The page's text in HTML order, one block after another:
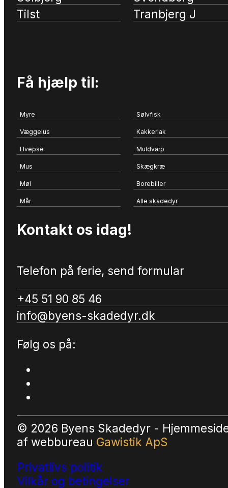
Tilst
Tranbjerg J
Få hjælp til:
Myre Sølvfisk
Væggelus Kakkerlak
Hvepse Muldvarp
Mus Skægkræ
Møl Borebiller
Mår Alle skadedyr
Kontakt os idag!
Telefon på ferie, send formular
+45 51 90 85 46
info@byens-skadedyr.dk
Følg os på:
© 2026 Byens Skadedyr -
af webbureau Gawistik ApS
Privatlivs politik
Vilkår og betingelser